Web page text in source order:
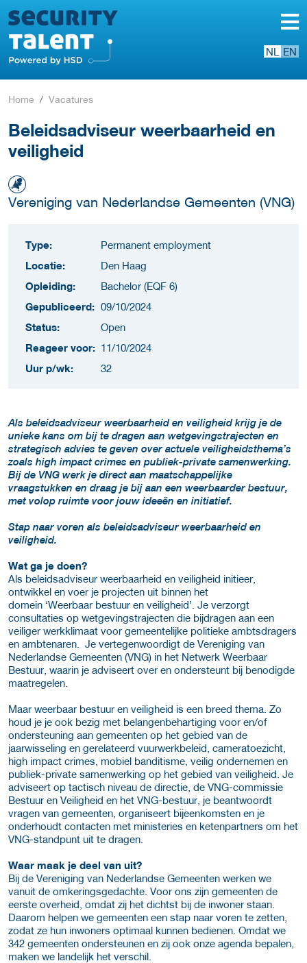
NL EN
Home Vacatures
Beleidsadviseur weerbaarheid en
veiligheid
Vereniging van Nederlandse Gemeenten (VNG)
Type:
Permanent employment
Locatie:
Den Haag
Opleiding:
Bachelor (EQF 6)
Gepubliceerd: 09/10/2024
Status:
Open
Reageer voor: 11/10/2024
Uur p/wk:
32
Als beleidsadviseur weerbaarheid en veiligheid krijg je de
unieke kans om bij te dragen aan wetgevingstrajecten en
strategisch advies te geven over actuele veiligheidsthema’s
zoals high impact crimes en publiek-private samenwerking.
Bij de VNG werk je direct aan maatschappelijke
vraagstukken en draag je bij aan een weerbaarder bestuur,
met volop ruimte voor jouw ideeën en initiatief.
Stap naar voren als beleidsadviseur weerbaarheid en
veiligheid.
Wat ga je doen?
Als beleidsadviseur weerbaarheid en veiligheid initieer,
ontwikkel en voer je projecten uit binnen het
domein ‘Weerbaar bestuur en veiligheid’. Je verzorgt
consultaties op wetgevingstrajecten die bijdragen aan een
veiliger werkklimaat voor gemeentelijke politieke ambtsdragers
en ambtenaren. Je vertegenwoordigt de Vereniging van
Nederlandse Gemeenten (VNG) in het Netwerk Weerbaar
Bestuur, waarin je adviseert over en ondersteunt bij benodigde
maatregelen.
Maar weerbaar bestuur en veiligheid is een breed thema. Zo
houd je je ook bezig met belangenbehartiging voor en/of
ondersteuning aan gemeenten op het gebied van de
jaarwisseling en gerelateerd vuurwerkbeleid, cameratoezicht,
high impact crimes, mobiel banditisme, veilig ondernemen en
publiek-private samenwerking op het gebied van veiligheid. Je
adviseert op tactisch niveau de directie, de VNG-commissie
Bestuur en Veiligheid en het VNG-bestuur, je beantwoordt
vragen van gemeenten, organiseert bijeenkomsten en je
onderhoudt contacten met ministeries en ketenpartners om het
VNG-standpunt uit te dragen.
Waar maak je deel van uit?
Bij de Vereniging van Nederlandse Gemeenten werken we
vanuit de omkeringsgedachte. Voor ons zijn gemeenten de
eerste overheid, omdat zij het dichtst bij de inwoner staan.
Daarom helpen we gemeenten een stap naar voren te zetten,
zodat ze hun inwoners optimaal kunnen bedienen. Omdat we
342 gemeenten ondersteunen en zij ook onze agenda bepalen,
maken we landelijk het verschil.